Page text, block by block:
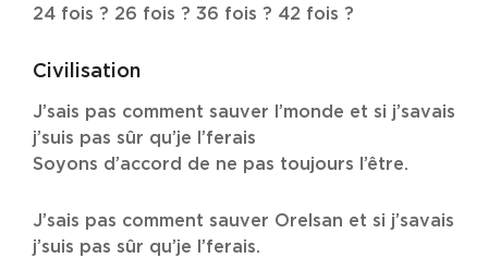
24 fois ? 26 fois ? 36 fois ? 42 fois ?
Civilisation
J’sais pas comment sauver l’monde et si j’savais
j’suis pas sûr qu’je l’ferais
Soyons d’accord de ne pas toujours l’être.
J’sais pas comment sauver Orelsan et si j’savais
j’suis pas sûr qu’je l’ferais.